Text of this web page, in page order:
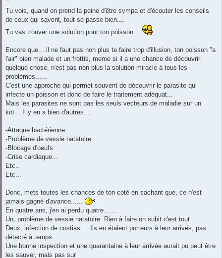
s
a
e
Tu vois, quand on prend la peine d'être sympa et d'écouter les conseils
de ceux qui savent, tout se passe bien....
Tu vas trouver une solution pour ton poisson...
Encore que....il ne faut pas non plus te faire trop d'illusion, ton poisson "a
l'air" bien malade et un frottis, meme si il a une chance de découvrir
quelque chose, n'est pas non plus la solution miracle à tous les
problèmes......
C'est une approche qui permet souvent de découvrir le parasite qui
infecte un poisson et donc de faire le traitement adéquat...
Mais les parasites ne sont pas les seuls vecteurs de maladie sur un
koï....Il y en a bien d'autres....
-Attaque bactérienne
-Problème de vessie natatoire
-Blocage d'oeufs
-Crise cardiaque...
Etc..
Etc...
Donc, mets toutes les chances de ton coté en sachant que, ce n'est
jamais gagné d'avance......
En quatre ans, j'en ai perdu quatre.......
Un, problème de vessie natatoire: Rien à faire on subit c'est tout
Deux, infection de costias.... Ils en étaient porteurs à leur arrivés, pas
détecté à temps...
Une bonne inspection et une quarantaine à leur arrivée aurait pu peut être
les sauver, mais pas sur